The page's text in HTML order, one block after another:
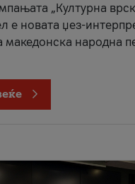
„Културна
е новата џез-
македонска народна